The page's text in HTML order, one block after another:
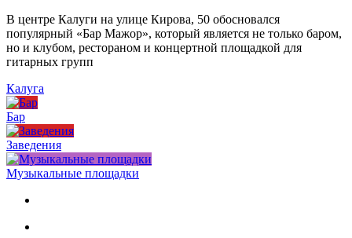
В центре Калуги на улице Кирова, 50 обосновался
популярный «Бар Мажор», который является не только баром,
но и клубом, рестораном и концертной площадкой для
гитарных групп
Калуга
Бар
Заведения
Музыкальные площадки